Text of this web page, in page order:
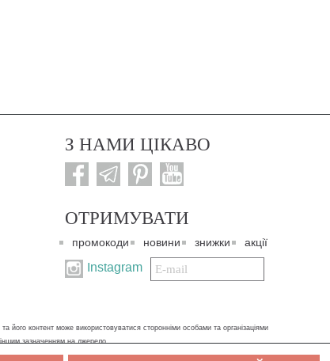
З НАМИ ЦІКАВО
ОТРИМУВАТИ
промокоди новини знижки акції
Instagram
Подписаться
на
контент може використовуватися сторонніми особами та організаціями
зазначенням на джерело.